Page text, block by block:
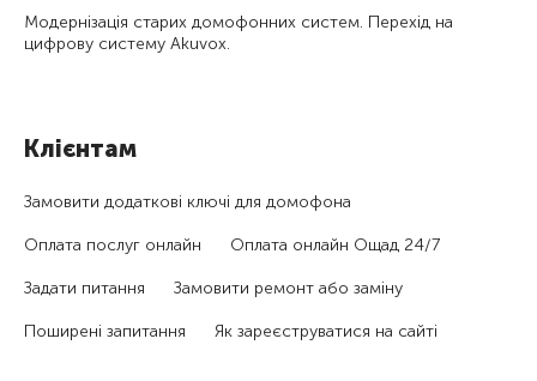
Модернізація старих домофонних систем. Перехід на
цифрову систему Akuvox.
Клієнтам
Замовити додаткові ключі для домофона
Оплата послуг онлайн Оплата онлайн Ощад 24/7
Задати питання Замовити ремонт або заміну
Поширені запитання Як зареєструватися на сайті